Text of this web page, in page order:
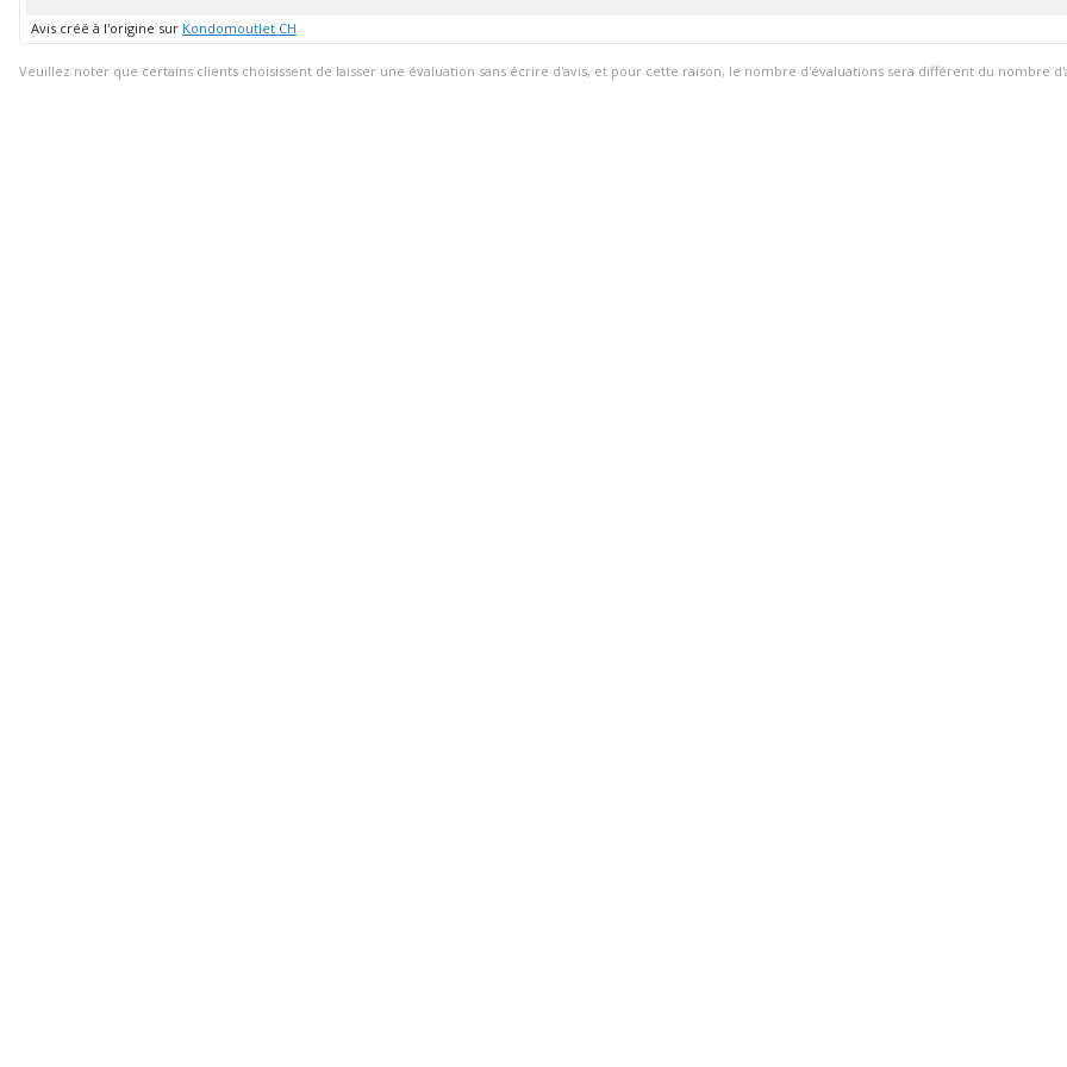
positif
Avis créé à l'origine sur Kondomoutlet CH
Veuillez noter que certains clients choisissent de laisser une évaluation sans écrire d'avis, et pour cette raison, le nombre d'évaluations sera différent du nombre